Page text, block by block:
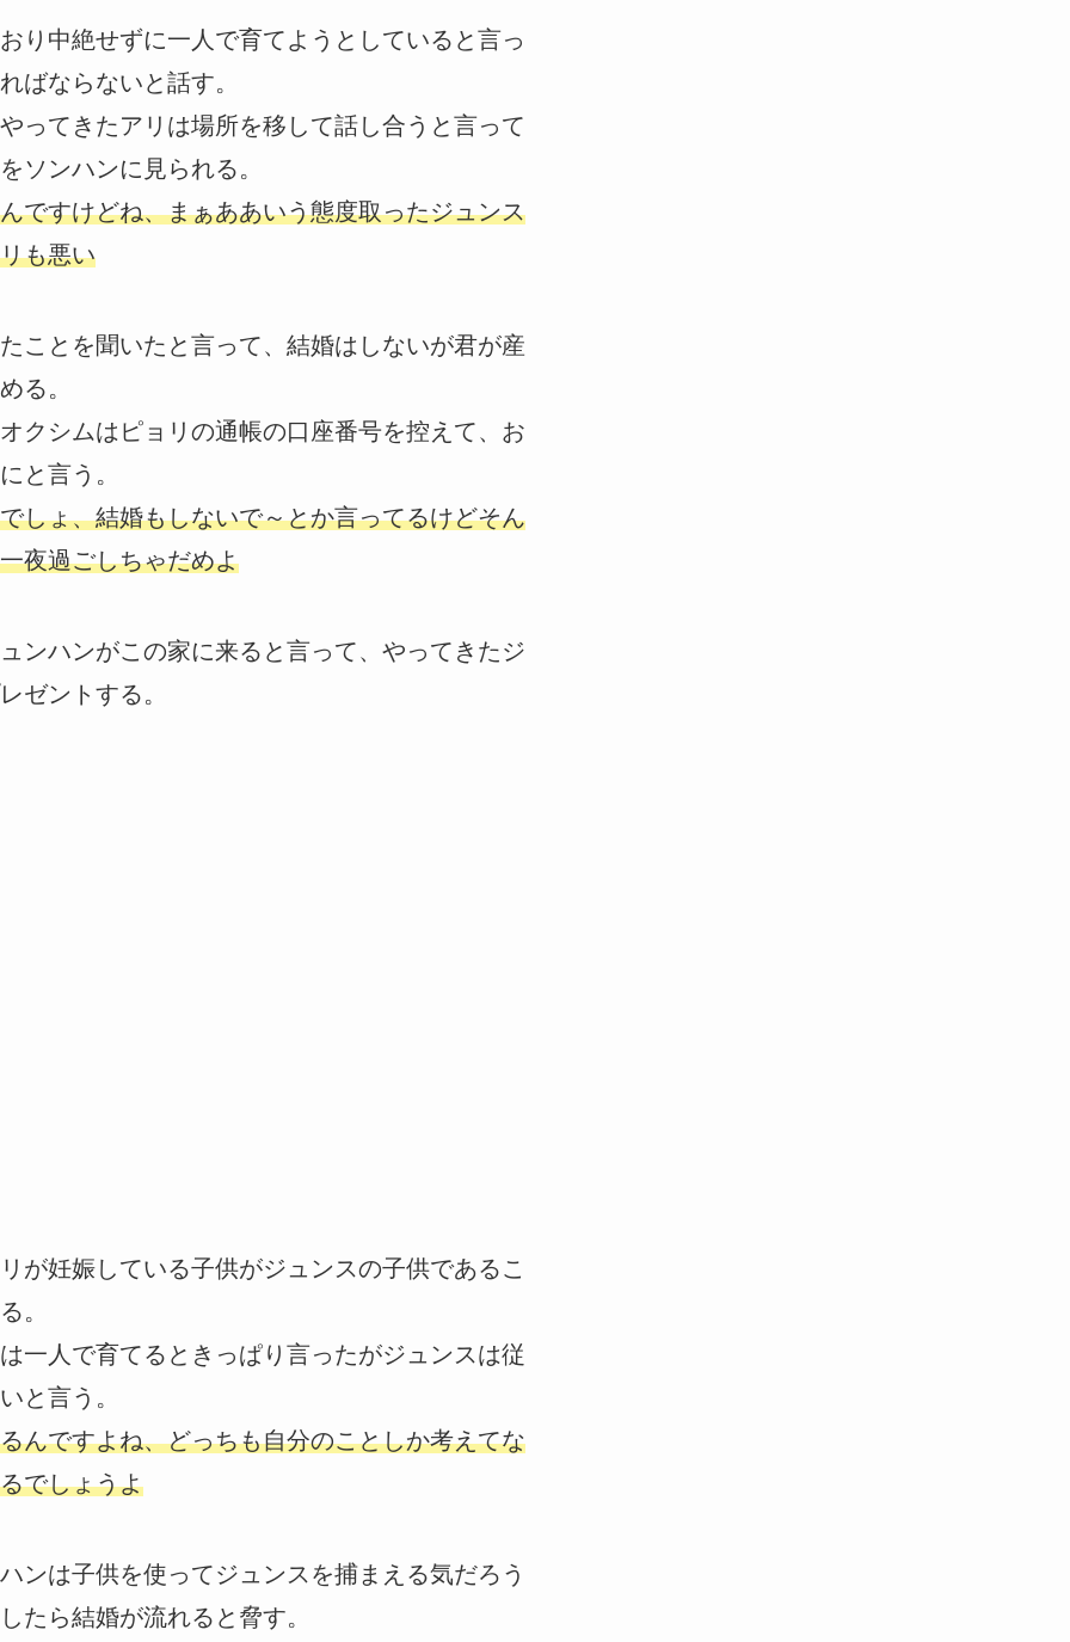
り中絶せずに一人で育てようとしていると言っ
ばならないと話す。
ってきたアリは場所を移して話し合うと言って
ソンハンに見られる。
ですけどね、まぁああいう態度取ったジュンス
も悪い
ことを聞いたと言って、結婚はしないが君が産
る。
クシムはピョリの通帳の口座番号を控えて、お
と言う。
しょ、結婚もしないで～とか言ってるけどそん
夜過ごしちゃだめよ
ンハンがこの家に来ると言って、やってきたジ
ゼントする。
が妊娠している子供がジュンスの子供であるこ
。
一人で育てるときっぱり言ったがジュンスは従
と言う。
んですよね、どっちも自分のことしか考えてな
でしょうよ
ンは子供を使ってジュンスを捕まえる気だろう
たら結婚が流れると脅す。